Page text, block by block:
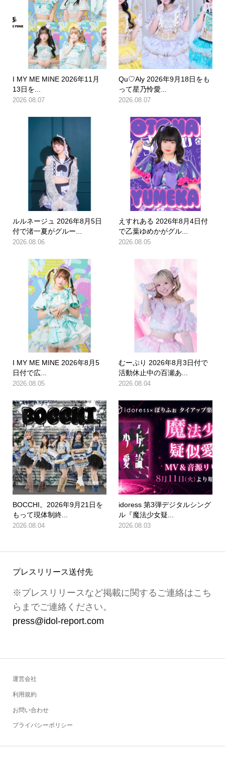
I MY ME MINE 2026年11月
13日を...
2026.08.07
Qu♡Aly 2026年9月18日をも
って星乃怜愛...
2026.08.07
ルルネージュ 2026年8月5日
付で渚一夏がグルー...
2026.08.06
えすれある 2026年8月4日付
で乙葉ゆめかがグル...
2026.08.05
I MY ME MINE 2026年8月5
日付で広...
2026.08.05
むーぷり 2026年8月3日付で
活動休止中の百瀬あ...
2026.08.04
BOCCHI。2026年9月21日を
もって現体制終...
2026.08.04
idoress 第3弾デジタルシング
ル『魔法少女疑...
2026.08.03
プレスリリース送付先
※プレスリリースなど掲載に関するご連絡はこち
らまでご連絡ください。
press@idol-report.com
運営会社
利用規約
お問い合わせ
プライバシーポリシー